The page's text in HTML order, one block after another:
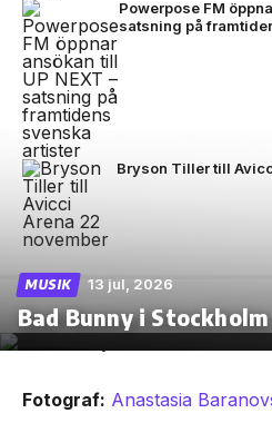
Powerpose FM
satsning på
Bryson Tiller till
MUSIK 13 jul, 2026
Bad Bunny i
Fotograf: Anastasia